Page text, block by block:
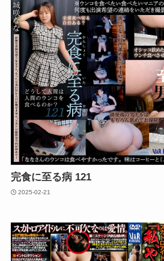
完食に至る病 121
2025-02-21